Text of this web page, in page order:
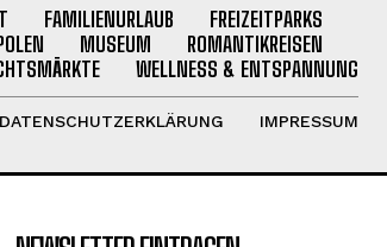
FAMILIENURLAUB
FREIZEITPARKS
MUSEUM
ROMANTIKREISEN
WELLNESS & ENTSPANNUNG
DATENSCHUTZERKLÄRUNG IMPRESSUM